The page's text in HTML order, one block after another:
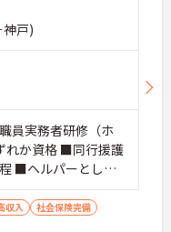
神戸)
員実務者研修（ホ
れか資格 ■同行援護
■ヘルパーとして
収入
社会保険完備